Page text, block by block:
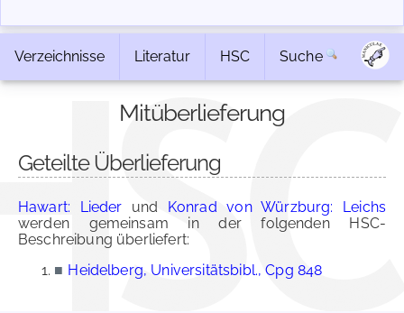
Verzeichnisse Literatur HSC Suche
Mitüberlieferung
Geteilte Überlieferung
Hawart: Lieder und Konrad von Würzburg: Leichs
werden gemeinsam in der folgenden HSC-
Beschreibung überliefert:
■ Heidelberg, Universitätsbibl., Cpg 848